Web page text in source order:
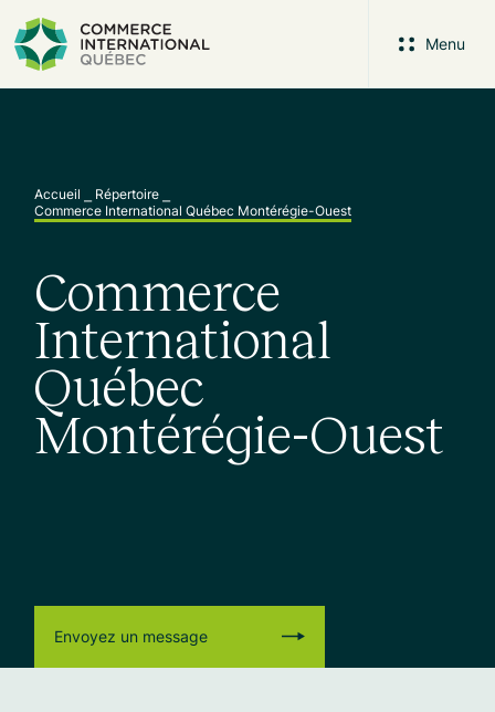
Menu
Accueil Répertoire
Commerce International Québec Montérégie-Ouest
Commerce
International
Québec
Montérégie-Ouest
Envoyez un message